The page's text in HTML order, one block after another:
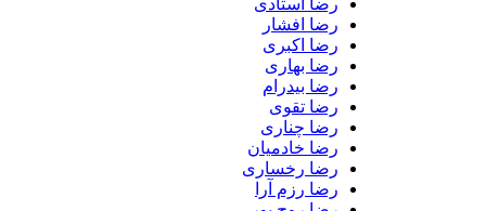
رضا افشار
رضا اکبری
رضا بهاری
رضا بیدرام
رضا تقوی
رضا چناری
رضا خادمیان
رضا رخساری
رضا رزم آرا